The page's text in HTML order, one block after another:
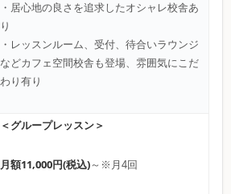
・居心地の良さを追求したオシャレ校舎あ
り
・レッスンルーム、受付、待合いラウンジ
などカフェ空間校舎も登場、雰囲気にこだ
わり有り
＜グループレッスン＞
月額11,000円(税込)～※月4回